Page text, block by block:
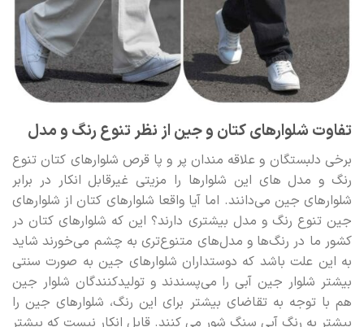
تفاوت شلوارهای کتان و جین از نظر تنوع رنگ و مدل
برخی دلبستگان و علاقه مندان پر و پا قرص شلوارهای کتان تنوع
رنگ و مدل های این شلوارها را مزیتی غیرقابل انکار در برابر
شلوارهای جین می‌دانند. اما آیا واقعا شلوارهای کتان از شلوارهای
جین تنوع رنگ و مدل بیشتری دارند؟ این که شلوارهای کتان در
کشور ما در رنگ‌ها و مدل‌های متنوع‌تری به چشم می‌خورند شاید
به این علت باشد که دوستداران شلوارهای جین به صورت سنتی
بیشتر شلوار جین آبی را می‌پسندند و تولیدکنندگان شلوار جین
هم با توجه به تقاضای بیشتر برای این رنگ، شلوارهای جین را
بیشتر به رنگ آبی سنگ شور می کنند. قابل انکار نیست که بیشتر